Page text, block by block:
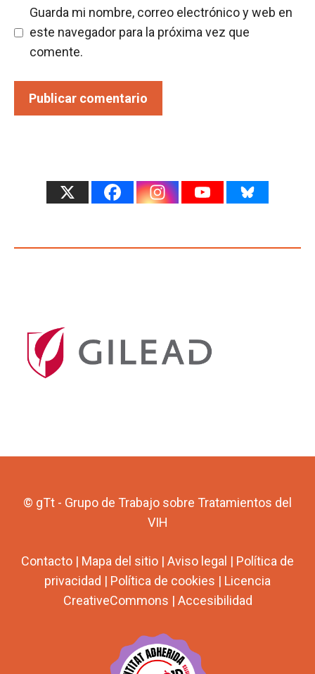
Guarda mi nombre, correo electrónico y web en
este navegador para la próxima vez que
comente.
© gTt - Grupo de Trabajo sobre Tratamientos del
VIH
Contacto | Mapa del sitio | Aviso legal | Política de
privacidad | Política de cookies | Licencia
CreativeCommons | Accesibilidad